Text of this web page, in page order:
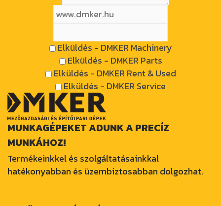
Elküldés - DMKER Machinery
Elküldés - DMKER Parts
Elküldés - DMKER Rent & Used
Elküldés - DMKER Service
MUNKAGÉPEKET ADUNK A PRECÍZ
MUNKÁHOZ!
Termékeinkkel és szolgáltatásainkkal
hatékonyabban és üzembiztosabban dolgozhat.